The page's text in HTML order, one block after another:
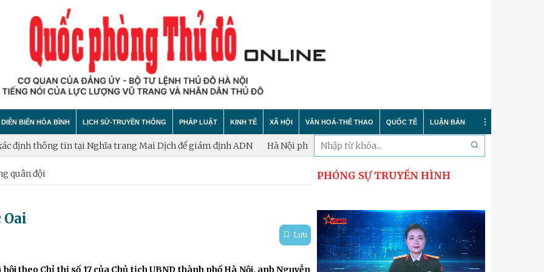
trị
BIẾN HÒA BÌNH
bại âm mưu diễn biến hòa bình
LỊCH SỬ-TRUYỀN THỐNG PHÁP LUẬT KINH TẾ
Vấn đề và dư luận
XÃ HỘI
Giáo dục
Cải cách hành chính
VĂN HOÁ-THỂ THAO
Trong nước
Hà Nội thanh lịch
Nét đẹp Người chiến sỹ Thủ đô
QUỐC TẾ
Sự kiện
Bảo vệ chủ quyền biển đảo
Khoa học quân sự nước ngoài
LUẬN BÀN
tin tại Nghĩa trang Mai Dịch để giám định ADN Hà Nội phấn đấu hoàn thành lấy mẫu xác định danh tính hài cốt liệt sĩ
quân đội
Lưu
theo Chỉ thị số 17 của Chủ tịch UBND thành phố Hà Nội, anh Nguyễn
PHÓNG SỰ TRUYỀN HÌNH